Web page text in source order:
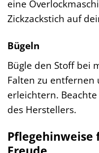
eine
Zickzackstich auf
Bügeln
Bügle den Stoff bei
Falten zu entfernen
erleichtern.
des Herstellers.